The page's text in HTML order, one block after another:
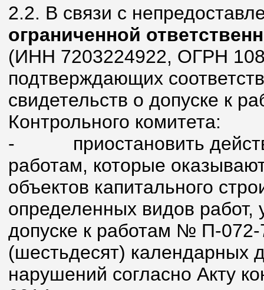
2.2. В связи с
ограниченной
(ИНН 7203224922, ОГРН
подтверждающих
свидетельств о допуске к
Контрольного комитета:
-
приостановить
работам, которые
объектов капитального
определенных видов работ,
допуске к работам № П-
(шестьдесят) календарных
нарушений согласно Акту